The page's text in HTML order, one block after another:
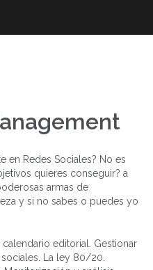
en Redes Sociales? No es
quieres conseguir? a
armas de
y si no sabes o puedes yo
editorial. Gestionar
La ley 80/20.